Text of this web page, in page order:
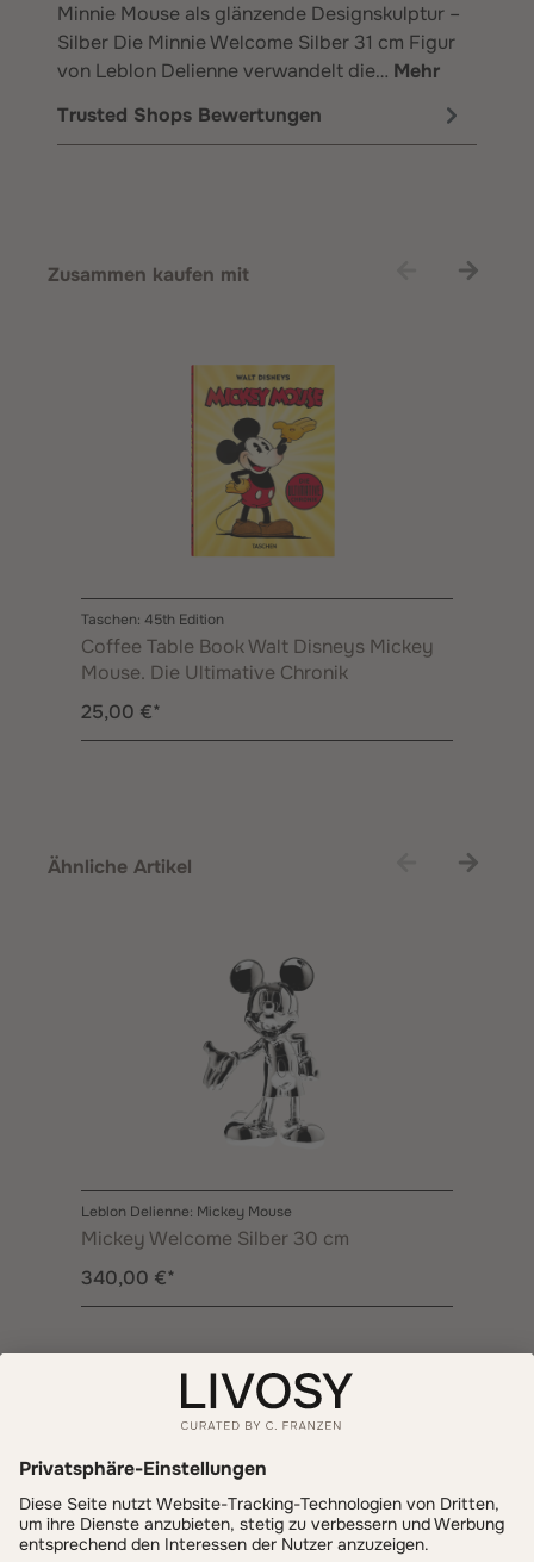
Minnie Mouse als glänzende Designskulptur –
Silber Die Minnie Welcome Silber 31 cm Figur
von Leblon Delienne verwandelt die… Mehr
Trusted Shops Bewertungen
Zusammen kaufen mit
Taschen: 45th Edition
Coffee Table Book Walt Disneys Mickey
Mouse. Die Ultimative Chronik
25,00 €*
Ähnliche Artikel
Leblon Delienne: Mickey Mouse
Mickey Welcome Silber 30 cm
340,00 €*
Zahlung & Versand
LIVOSY
Get inspired - follow us!